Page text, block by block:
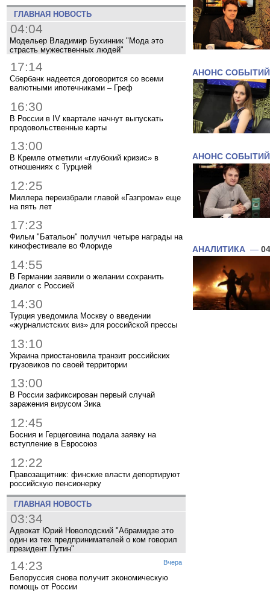
ГЛАВНАЯ НОВОСТЬ
04:04
Модельер Владимир Бухинник "Мода это
страсть мужественных людей"
17:14
Сбербанк надеется договорится со всеми
валютными ипотечниками – Греф
16:30
В России в IV квартале начнут выпускать
продовольственные карты
13:00
В Кремле отметили «глубокий кризис» в
отношениях с Турцией
12:25
Миллера переизбрали главой «Газпрома» еще
на пять лет
17:23
Фильм "Батальон" получил четыре награды на
кинофестивале во Флориде
14:55
В Германии заявили о желании сохранить
диалог с Россией
14:30
Турция уведомила Москву о введении
«журналистских виз» для российской прессы
13:10
Украина приостановила транзит российских
грузовиков по своей территории
13:00
В России зафиксирован первый случай
заражения вирусом Зика
12:45
Босния и Герцеговина подала заявку на
вступление в Евросоюз
12:22
Правозащитник: финские власти депортируют
российскую пенсионерку
ГЛАВНАЯ НОВОСТЬ
03:34
Адвокат Юрий Новолодский "Абрамидзе это
один из тех предпринимателей о ком говорил
президент Путин"
Вчера
14:23
Белоруссия снова получит экономическую
помощь от России
АНОНС СОБЫТИЙ
АНОНС СОБЫТИЙ
АНАЛИТИКА —